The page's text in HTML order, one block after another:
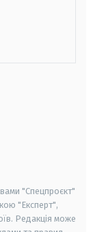
"Спецпроєкт"
"Експерт",
Редакція може